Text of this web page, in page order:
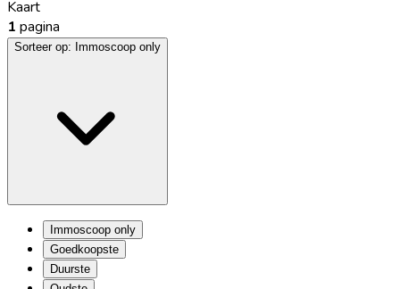
Kaart
1 pagina
Sorteer op: Immoscoop only
Immoscoop only
Goedkoopste
Duurste